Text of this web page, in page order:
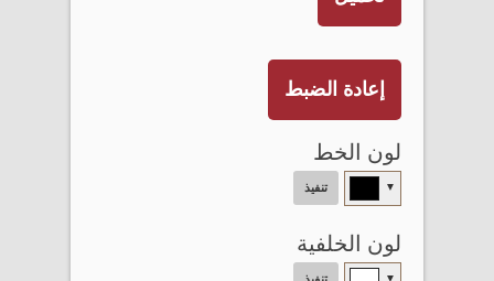
إعادة الضبط
لون الخط
▼ تنفيذ
لون الخلفية